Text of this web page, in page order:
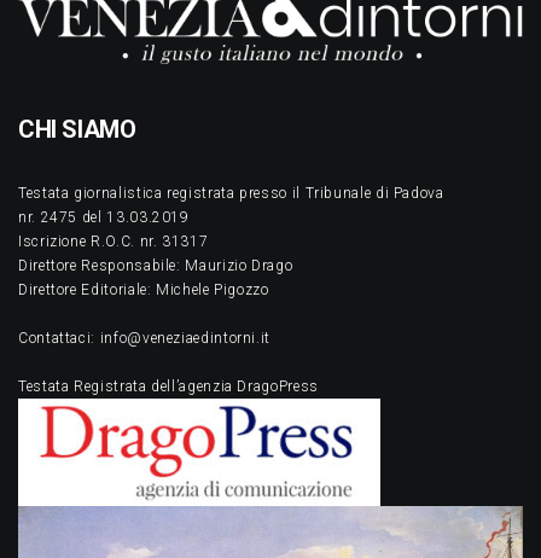
CHI SIAMO
Testata giornalistica registrata presso il Tribunale di Padova
nr. 2475 del 13.03.2019
Iscrizione R.O.C. nr. 31317
Direttore Responsabile: Maurizio Drago
Direttore Editoriale: Michele Pigozzo
Contattaci: info@veneziaedintorni.it
Testata Registrata dell’agenzia DragoPress